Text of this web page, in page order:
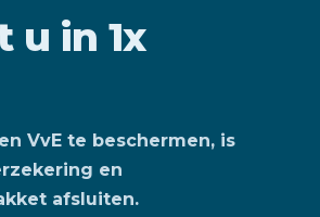
u in 1x
VvE te beschermen, is
en
afsluiten.